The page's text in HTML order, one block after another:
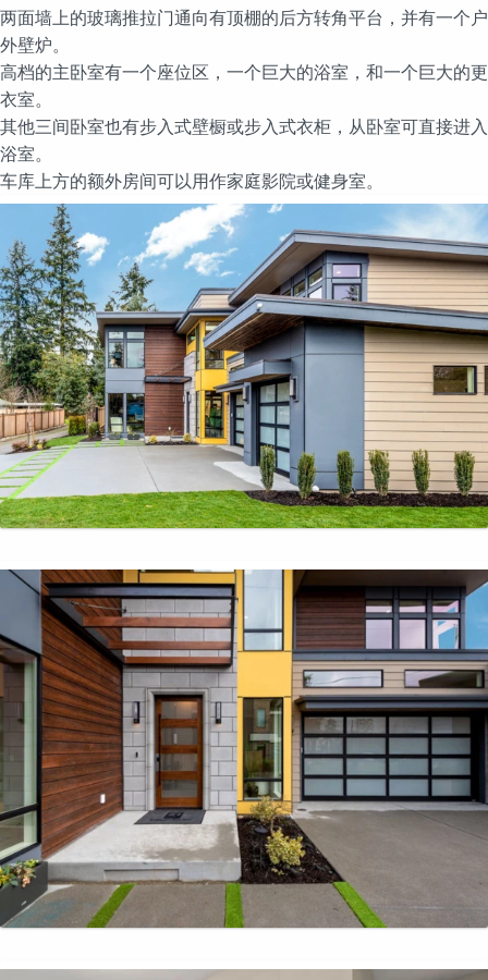
两面墙上的玻璃推拉门通向有顶棚的后方转角平台，并有一个户
外壁炉。
高档的主卧室有一个座位区，一个巨大的浴室，和一个巨大的更
衣室。
其他三间卧室也有步入式壁橱或步入式衣柜，从卧室可直接进入
浴室。
车库上方的额外房间可以用作家庭影院或健身室。